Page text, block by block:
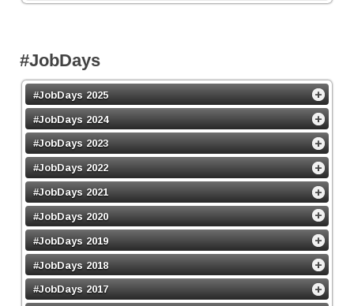
#JobDays
#JobDays 2025
#JobDays 2024
#JobDays 2023
#JobDays 2022
#JobDays 2021
#JobDays 2020
#JobDays 2019
#JobDays 2018
#JobDays 2017